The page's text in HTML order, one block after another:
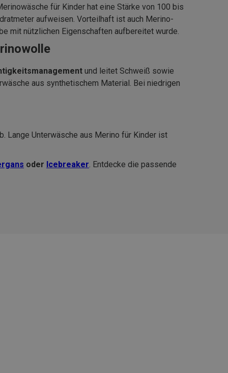
für Kinder hat eine Stärke von 100 bis
aufweisen. Vorteilhaft ist auch Merino-
mit nützlichen Eigenschaften aufbereitet wurde.
und leitet Schweiß sowie
aus synthetischem Material. Bei niedrigen
Lange Unterwäsche aus Merino für Kinder ist
oder Icebreaker. Entdecke die passende